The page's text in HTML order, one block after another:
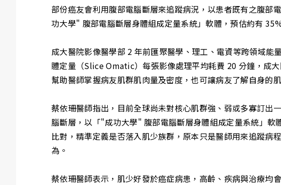
部份癌友會利用腹部電腦斷層來追蹤病況，以患者既有之腹
功大學" 腹部電腦斷層身體組成定量系統」軟體，預估約有
成大醫院影像醫學部 2 年前匯聚醫學、理工、電資等跨領域
體定量（Slice Omatic）每張影像處理平均耗費 20 分鐘，成
幫助醫師掌握病友肌群肌肉量及密度，也可讓病友了解自身的
蔡依珊醫師指出，目前全球尚未對核心肌群強、弱或多寡訂出
腦斷層，以「"成功大學" 腹部電腦斷層身體組成定量系統」
比對，精準定義是否落入肌少族群，原本只是醫師用來追蹤
為。
蔡依珊醫師表示，肌少好發於癌症病患，高齡、疾病與治療